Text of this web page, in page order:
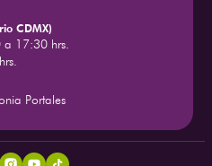
CDMX)
a 17:30 hrs.
Portales